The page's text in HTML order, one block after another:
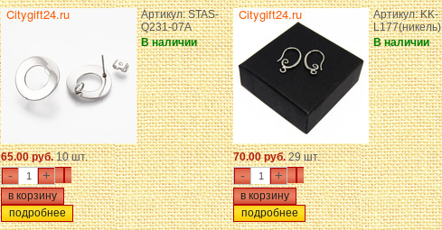
Артикул: STAS-
Q231-07A
В наличии
65.00 руб.10 шт.
- +
подробнее
Артикул: KK-
L177(никель)
В наличии
70.00 руб.29 шт.
- +
подробнее